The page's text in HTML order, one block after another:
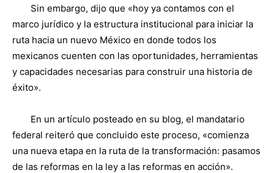
Sin embargo, dijo que «hoy ya contamos con el
marco jurídico y la estructura institucional para iniciar la
ruta hacia un nuevo México en donde todos los
mexicanos cuenten con las oportunidades, herramientas
y capacidades necesarias para construir una historia de
éxito».
En un artículo posteado en su blog, el mandatario
federal reiteró que concluido este proceso, «comienza
una nueva etapa en la ruta de la transformación: pasamos
de las reformas en la ley a las reformas en acción».